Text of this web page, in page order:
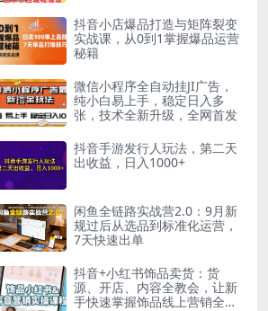
抖音小店爆品打造与矩阵裂变
实战课，从0到1掌握爆品运营
秘籍
微信小程序全自动挂JI广告，
纯小白易上手，稳定日入多
张，技术全新升级，全网首发
抖音手游发行人玩法，第二天
出收益，日入1000+
闲鱼全链路实战营2.0：9月新
规过后从选品到标准化运营，
7天快速出单
抖音+小红书饰品卖货：货
源、开店、内容全教会，让新
手快速掌握饰品线上营销全流